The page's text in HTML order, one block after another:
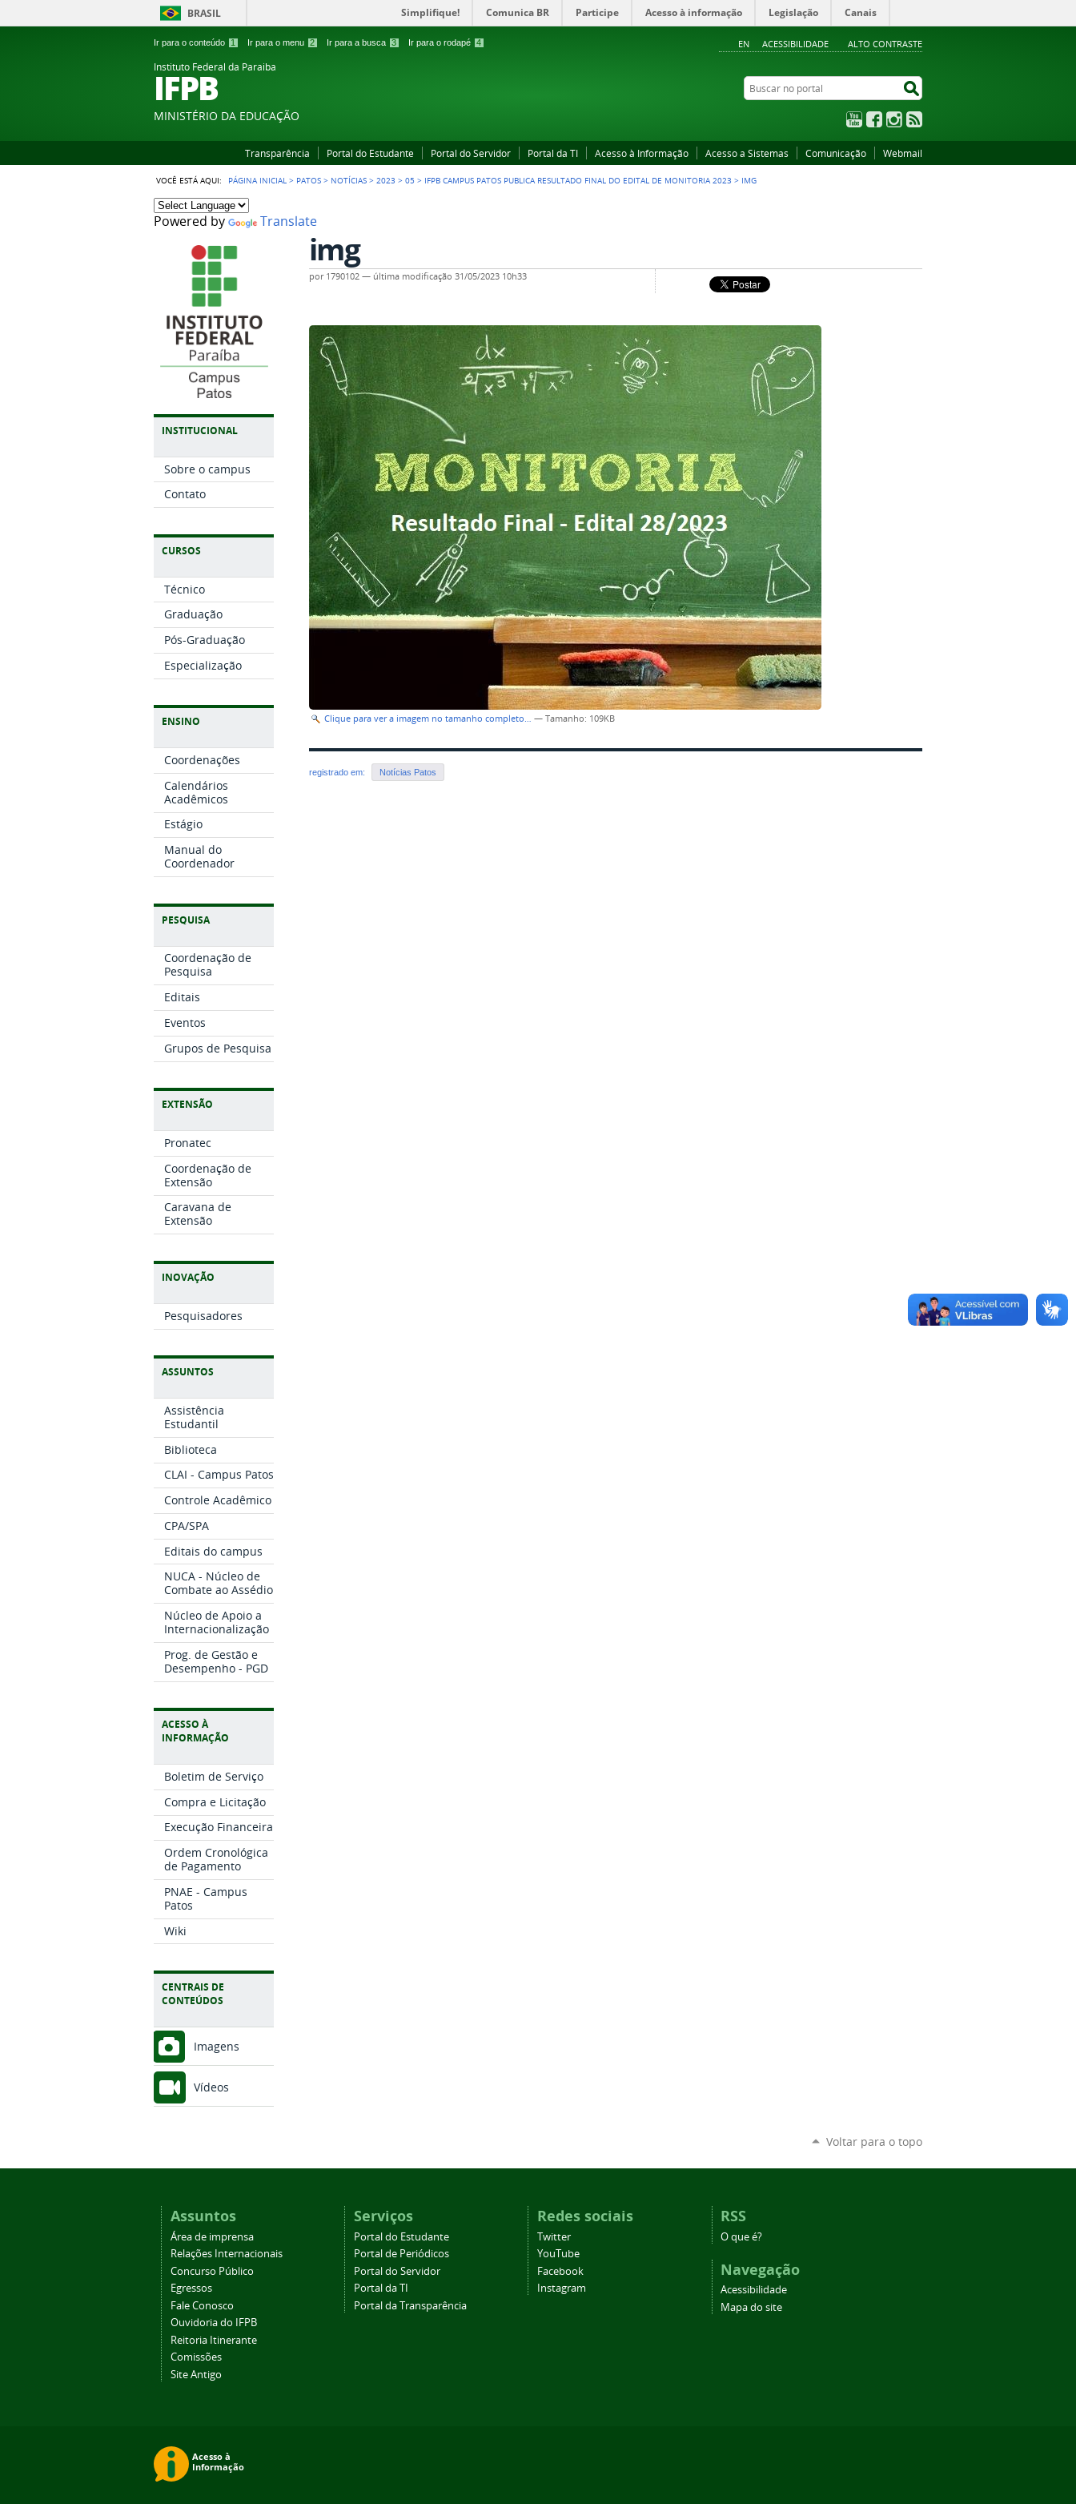
BRASIL Simplifique! Comunica BR Participe Acesso à informação Legislação Canais
Ir para o conteúdo 1 Ir para o menu 2 Ir para a busca 3 Ir para o rodapé 4 EN ACESSIBILIDADE ALTO CONTRASTE
Instituto Federal da Paraiba
IFPB
MINISTÉRIO DA EDUCAÇÃO
Buscar no portal
YouTubeFacebookInstagram
Transparência Portal do Estudante Portal do Servidor Portal da TI Acesso à Informação Acesso a Sistemas Comunicação Webmail
VOCÊ ESTÁ AQUI: PÁGINA INICIAL > PATOS > NOTÍCIAS >2023 >05 > IFPB CAMPUS PATOS PUBLICA RESULTADO FINAL DO EDITAL DE MONITORIA 2023 > IMG
Powered by Translate
INSTITUCIONAL
Sobre o campus
Contato
CURSOS
Técnico
Graduação
Pós-Graduação
Especialização
ENSINO
Coordenações
Calendários
Acadêmicos
Estágio
Manual do
Coordenador
PESQUISA
Coordenação de
Pesquisa
Editais
Eventos
Grupos de Pesquisa
EXTENSÃO
Pronatec
Coordenação de
Extensão
Caravana de
Extensão
INOVAÇÃO
Pesquisadores
ASSUNTOS
Assistência
Estudantil
Biblioteca
CLAI - Campus Patos
Controle Acadêmico
CPA/SPA
Editais do campus
NUCA - Núcleo de
Combate ao Assédio
Núcleo de Apoio a
Internacionalização
Prog. de Gestão e
Desempenho - PGD
ACESSO À
INFORMAÇÃO
Boletim de Serviço
Compra e Licitação
Execução Financeira
Ordem Cronológica
de Pagamento
PNAE - Campus
Patos
Wiki
CENTRAIS DE
CONTEÚDOS
Imagens
Vídeos
img
por 1790102 — última modificação 31/05/2023 10h33
Clique para ver a imagem no tamanho completo… —Tamanho: 109KB
registrado em: Notícias Patos
Voltar para o topo
Assuntos
Área de imprensa
Relações Internacionais
Concurso Público
Egressos
Fale Conosco
Ouvidoria do IFPB
Reitoria Itinerante
Comissões
Site Antigo
Serviços
Portal do Estudante
Portal de Periódicos
Portal do Servidor
Portal da TI
Portal da Transparência
Redes sociais
Twitter
YouTube
Facebook
Instagram
RSS
O que é?
Navegação
Acessibilidade
Mapa do site